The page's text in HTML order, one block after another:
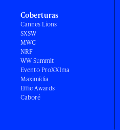
Coberturas
Cannes Lions
SXSW
MWC
NRF
WW Summit
Evento ProXXIma
Maximídia
Effie Awards
Caboré